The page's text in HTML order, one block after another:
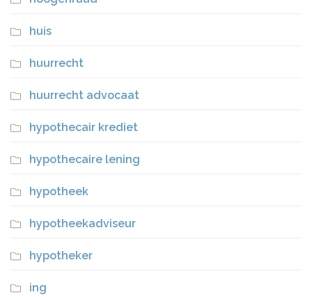
huis
huurrecht
huurrecht advocaat
hypothecair krediet
hypothecaire lening
hypotheek
hypotheekadviseur
hypotheker
ing